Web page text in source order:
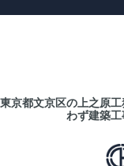
東京都文京区の上之原
わず建築工